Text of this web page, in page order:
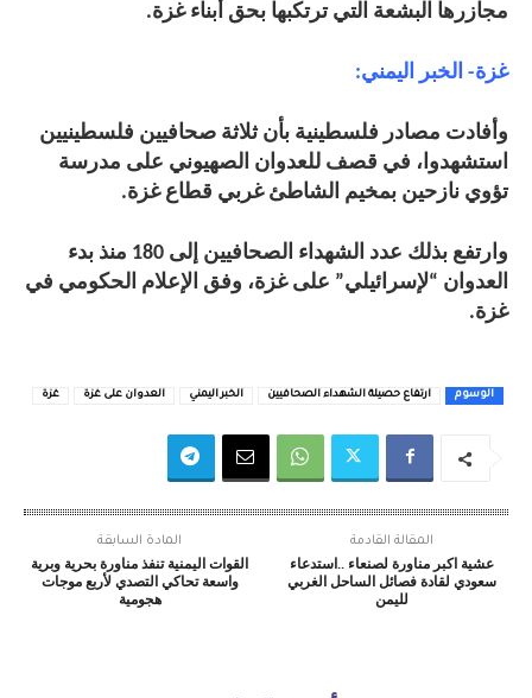
مجازرها البشعة التي ترتكبها بحق أبناء غزة.
غزة- الخبر اليمني:
وأفادت مصادر فلسطينية بأن ثلاثة صحافيين فلسطينيين
استشهدوا، في قصف للعدوان الصهيوني على مدرسة
تؤوي نازحين بمخيم الشاطئ غربي قطاع غزة.
وارتفع بذلك عدد الشهداء الصحافيين إلى 180 منذ بدء
العدوان “لإسرائيلي” على غزة، وفق الإعلام الحكومي في
غزة.
الوسوم ارتفاع حصيلة الشهداء الصحافيين الخبر اليمني العدوان على غزة غزة
المادة السابقة
القوات اليمنية تنفذ مناورة بحرية وبرية
واسعة تحاكي التصدي لأربع موجات
هجومية
المقالة القادمة
عشية اكبر مناورة لصنعاء ..استدعاء
سعودي لقادة فصائل الساحل الغربي
لليمن